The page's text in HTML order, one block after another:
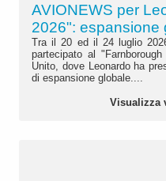
AVIONEWS per
2026": espansione
Tra il 20 ed il 24 luglio
partecipato al
Unito, dove Leonardo ha
di espansione globale....
Visualizza